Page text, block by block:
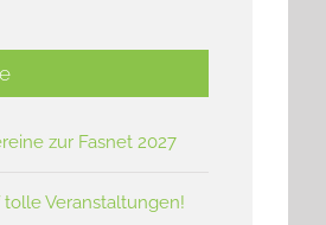
zur Fasnet 2027
Veranstaltungen!